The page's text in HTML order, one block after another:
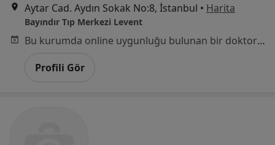
Aytar Cad. Aydın Sokak No:8, İstanbul • Harita
Bayındır Tıp Merkezi Levent
Bu kurumda online uygunluğu bulunan bir doktor veya uzman bulunamadı
Profili Gör